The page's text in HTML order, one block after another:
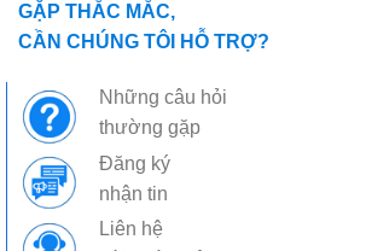
GẶP THẮC MẮC,
CẦN CHÚNG TÔI HỖ TRỢ?
Những câu hỏi
thường gặp
Đăng ký
nhận tin
Liên hệ